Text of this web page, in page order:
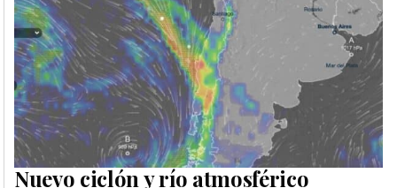
Nuevo ciclón y río atmosférico